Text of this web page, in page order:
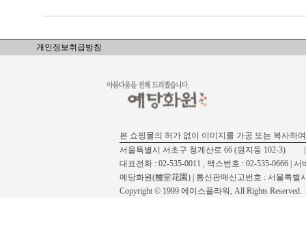
개인정보취급방침
본 쇼핑몰의 허가 없이 이미지를 가공 또는 복사하
서울특별시 서초구 청계산로 66 (원지동 102-3) |
대표전화 : 02-535-0011 , 팩스번호 : 02-535-0666 |
예당화원(醴堂花園) | 통신판매신고번호 : 서울특별
Copyright © 1999 에이스플라워, All Rights Reserved.